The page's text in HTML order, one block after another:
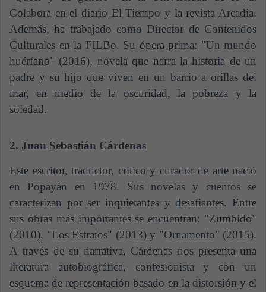
Colabora en el diario El Tiempo y la revista Arcadia.
Además, ha trabajado como Director de Contenidos
Culturales en la FILBo. Su ópera prima: "Un mundo
huérfano" (2016), novela que narra la historia de un
padre y su hijo que viven en un barrio a orillas del
mar, en medio de la oscuridad, la pobreza y la
soledad.
2. Juan Sebastián Cárdenas
Este escritor, traductor, crítico y curador de arte nació
en Popayán en 1978. Sus novelas y cuentos se
caracterizan por ser inquietantes y desafiantes. Entre
sus obras más importantes se encuentran: "Zumbido"
(2010), "Los Estratos" (2013) y "Ornamento" (2015).
A través de su narrativa, Cárdenas nos presenta una
literatura autobiográfica, confesionista y con un
esquema de representación basado en la distorsión y el